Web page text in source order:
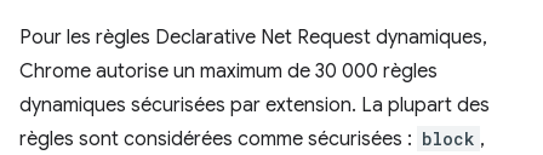
Pour les règles Declarative Net Request dynamiques,
Chrome autorise un maximum de 30 000 règles
dynamiques sécurisées par extension. La plupart des
règles sont considérées comme sécurisées : block ,